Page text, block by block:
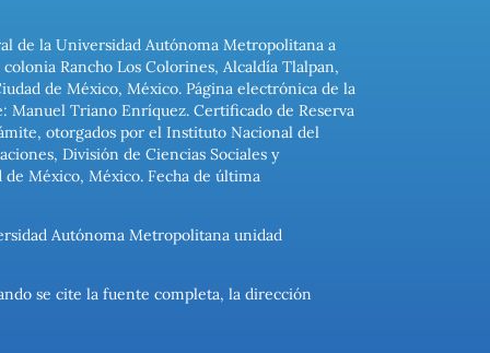
de la Universidad Autónoma Metropolitana a
Rancho Los Colorines, Alcaldía Tlalpan,
de México, México. Página electrónica de la
Triano Enríquez. Certificado de Reserva
otorgados por el Instituto Nacional del
División de Ciencias Sociales y
de México, México. Fecha de última
Autónoma Metropolitana unidad
se cite la fuente completa, la dirección